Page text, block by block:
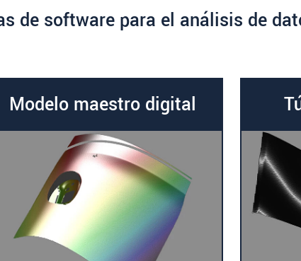
de software para el análisis de
Modelo maestro digital